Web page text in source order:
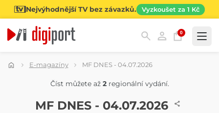
Nejvýhodnější TV bez závazků. Vyzkoušet za 1 Kč
0
Kategorie
E-magazíny MF DNES - 04.07.2026
MF DNES - 04.07.2026
Číst můžete až 2regionální vydání.